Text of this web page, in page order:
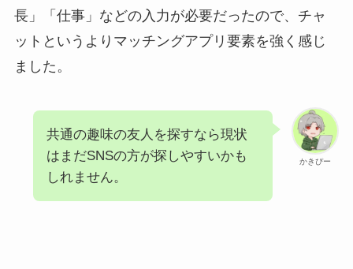
長」「仕事」などの入力が必要だったので、チャ
ットというよりマッチングアプリ要素を強く感じ
ました。
かきぴー
共通の趣味の友人を探すなら現状
はまだSNSの方が探しやすいかも
しれません。